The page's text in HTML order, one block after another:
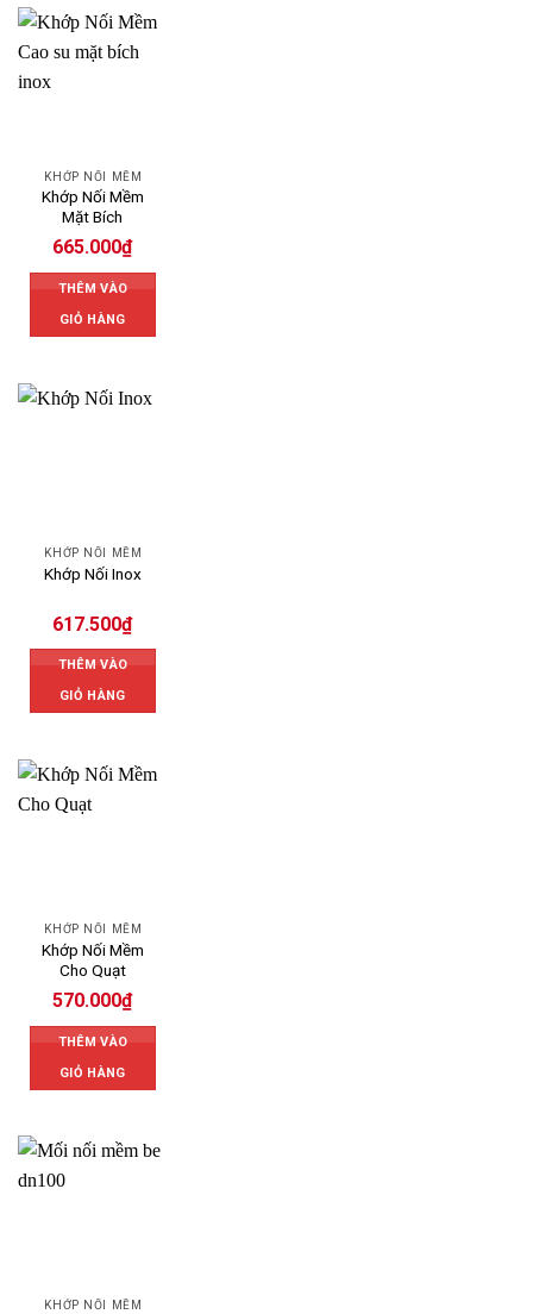
KHỚP NỐI MỀM
Khớp Nối Mềm
Mặt Bích
665.000₫
THÊM VÀO
GIỎ HÀNG
KHỚP NỐI MỀM
Khớp Nối Inox
617.500₫
THÊM VÀO
GIỎ HÀNG
KHỚP NỐI MỀM
Khớp Nối Mềm
Cho Quạt
570.000₫
THÊM VÀO
GIỎ HÀNG
KHỚP NỐI MỀM